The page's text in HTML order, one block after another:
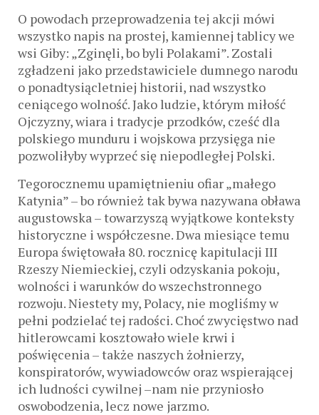
O powodach przeprowadzenia tej akcji mówi
wszystko napis na prostej, kamiennej tablicy we
wsi Giby: „Zginęli, bo byli Polakami”. Zostali
zgładzeni jako przedstawiciele dumnego narodu
o ponadtysiącletniej historii, nad wszystko
ceniącego wolność. Jako ludzie, którym miłość
Ojczyzny, wiara i tradycje przodków, cześć dla
polskiego munduru i wojskowa przysięga nie
pozwoliłyby wyprzeć się niepodległej Polski.
Tegorocznemu upamiętnieniu ofiar „małego
Katynia” – bo również tak bywa nazywana obława
augustowska – towarzyszą wyjątkowe konteksty
historyczne i współczesne. Dwa miesiące temu
Europa świętowała 80. rocznicę kapitulacji III
Rzeszy Niemieckiej, czyli odzyskania pokoju,
wolności i warunków do wszechstronnego
rozwoju. Niestety my, Polacy, nie mogliśmy w
pełni podzielać tej radości. Choć zwycięstwo nad
hitlerowcami kosztowało wiele krwi i
poświęcenia – także naszych żołnierzy,
konspiratorów, wywiadowców oraz wspierającej
ich ludności cywilnej –nam nie przyniosło
oswobodzenia, lecz nowe jarzmo.